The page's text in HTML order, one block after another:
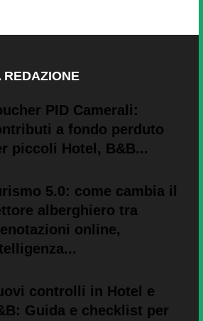
PID Camerali:
a fondo perduto
piccoli Hotel, B&B...
5.0: come cambia il
alberghiero tra
online,
controlli in Hotel e
Guida e checklist per